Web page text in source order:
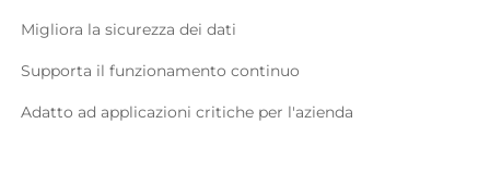
Migliora la sicurezza dei dati
Supporta il funzionamento continuo
Adatto ad applicazioni critiche per l'azienda